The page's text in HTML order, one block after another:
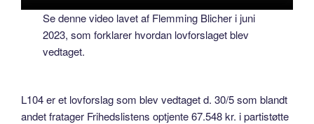
Se denne video lavet af Flemming Blicher i juni
2023, som forklarer hvordan lovforslaget blev
vedtaget.
L104 er et lovforslag som blev vedtaget d. 30/5 som blandt
andet fratager Frihedslistens optjente 67.548 kr. i partistøtte